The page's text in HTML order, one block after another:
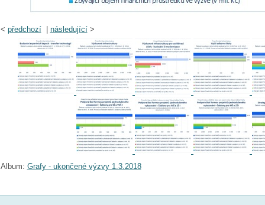
< předchozí| následující>
Album: Grafy - ukončené výzvy 1.3.2018